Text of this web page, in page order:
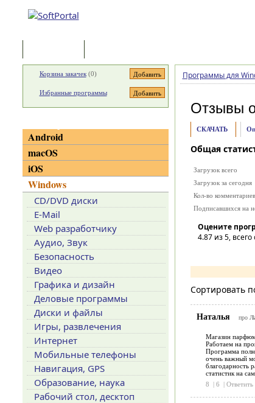
Программы для
Отзывы
СКАЧАТЬ
Общая
Загрузок всего
Загрузок за сегодня
Кол-во комментариев
Подписавшихся на
Оцените
4.87из 5, всего
Сортировать
Наталья про
Магазин
Работаем на
Программа
очень важный
благодарность
статистик на
8
| 6 | Ответить
Корзина закачек(0)
Избранные программы
Android
macOS
iOS
Windows
CD/DVD диски
E-Mail
Web разработчику
Аудио, Звук
Безопасность
Видео
Графика и дизайн
Деловые программы
Диски и файлы
Игры, развлечения
Интернет
Мобильные телефоны
Навигация, GPS
Образование, наука
Рабочий стол, десктоп